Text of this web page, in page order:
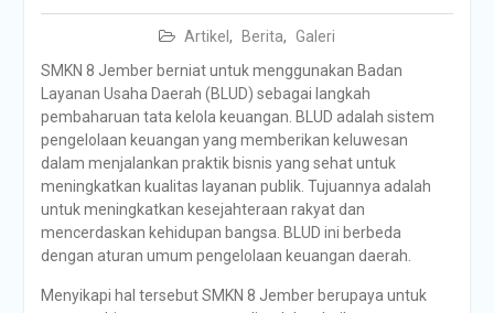
Artikel , Berita, Galeri
SMKN 8 Jember berniat untuk menggunakan Badan
Layanan Usaha Daerah (BLUD) sebagai langkah
pembaharuan tata kelola keuangan. BLUD adalah sistem
pengelolaan keuangan yang memberikan keluwesan
dalam menjalankan praktik bisnis yang sehat untuk
meningkatkan kualitas layanan publik. Tujuannya adalah
untuk meningkatkan kesejahteraan rakyat dan
mencerdaskan kehidupan bangsa. BLUD ini berbeda
dengan aturan umum pengelolaan keuangan daerah.
Menyikapi hal tersebut SMKN 8 Jember berupaya untuk